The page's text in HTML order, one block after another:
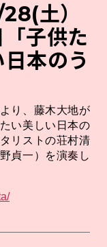
土）
子供た
本のう
り、藤木大地が
い美しい日本の
リストの荘村清
貞一）を演奏し